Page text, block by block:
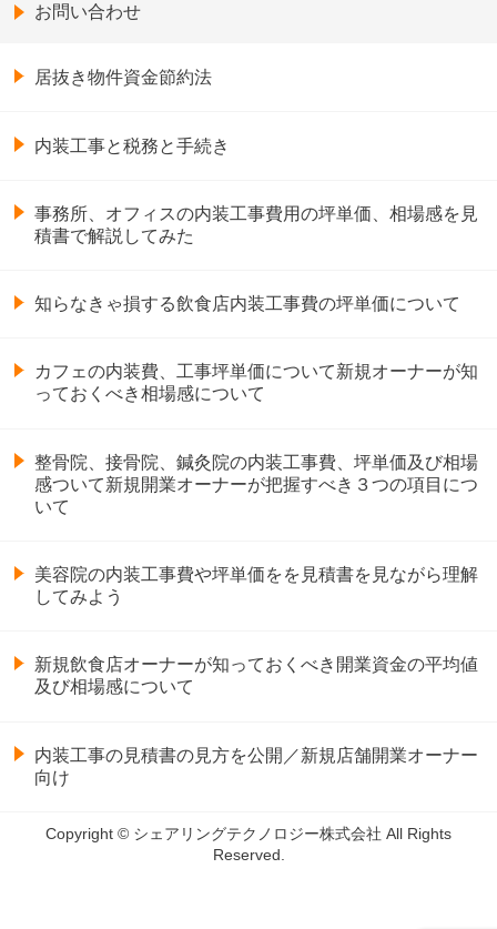
お問い合わせ
居抜き物件資金節約法
内装工事と税務と手続き
事務所、オフィスの内装工事費用の坪単価、相場感を見
積書で解説してみた
知らなきゃ損する飲食店内装工事費の坪単価について
カフェの内装費、工事坪単価について新規オーナーが知
っておくべき相場感について
整骨院、接骨院、鍼灸院の内装工事費、坪単価及び相場
感ついて新規開業オーナーが把握すべき３つの項目につ
いて
美容院の内装工事費や坪単価をを見積書を見ながら理解
してみよう
新規飲食店オーナーが知っておくべき開業資金の平均値
及び相場感について
内装工事の見積書の見方を公開／新規店舗開業オーナー
向け
Copyright © シェアリングテクノロジー株式会社 All Rights
Reserved.